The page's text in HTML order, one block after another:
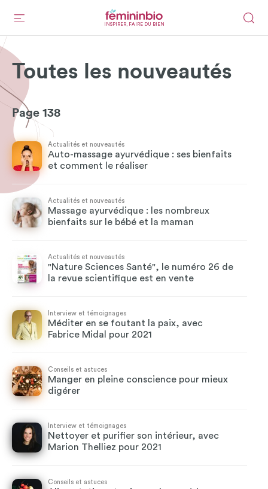
INSPIRER, FAIRE DU BIEN
Toutes les nouveautés
Page 138
Actualités et nouveautés
Auto-massage ayurvédique : ses bienfaits
et comment le réaliser
Actualités et nouveautés
Massage ayurvédique : les nombreux
bienfaits sur le bébé et la maman
Actualités et nouveautés
"Nature Sciences Santé", le numéro 26 de
la revue scientifique est en vente
Interview et témoignages
Méditer en se foutant la paix, avec
Fabrice Midal pour 2021
Conseils et astuces
Manger en pleine conscience pour mieux
digérer
Interview et témoignages
Nettoyer et purifier son intérieur, avec
Marion Thelliez pour 2021
Conseils et astuces